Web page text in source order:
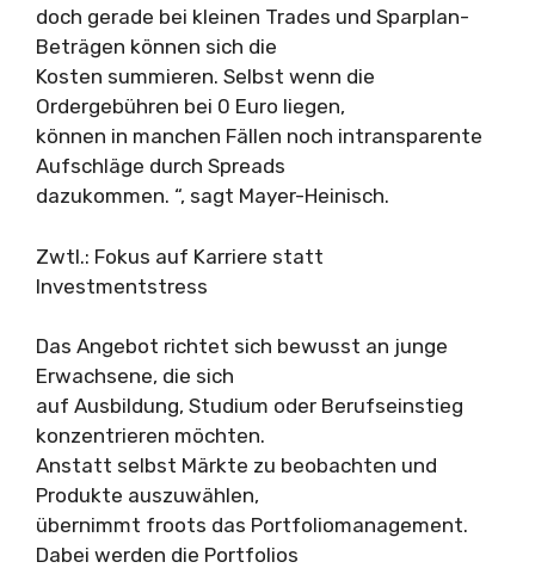
doch gerade bei kleinen Trades und Sparplan-
Beträgen können sich die
Kosten summieren. Selbst wenn die
Ordergebühren bei 0 Euro liegen,
können in manchen Fällen noch intransparente
Aufschläge durch Spreads
dazukommen. “, sagt Mayer-Heinisch.
Zwtl.: Fokus auf Karriere statt
Investmentstress
Das Angebot richtet sich bewusst an junge
Erwachsene, die sich
auf Ausbildung, Studium oder Berufseinstieg
konzentrieren möchten.
Anstatt selbst Märkte zu beobachten und
Produkte auszuwählen,
übernimmt froots das Portfoliomanagement.
Dabei werden die Portfolios